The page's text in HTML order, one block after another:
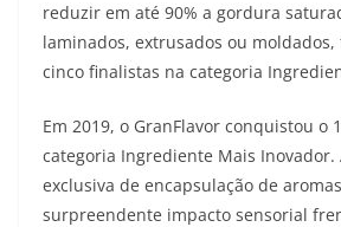
reduzir em até 90% a gordura
laminados, extrusados ou moldados,
cinco finalistas na categoria
Em 2019, o GranFlavor conquistou o
categoria Ingrediente Mais Inovador.
exclusiva de encapsulação de
surpreendente impacto sensorial